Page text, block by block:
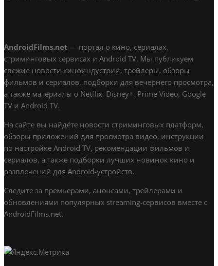
AndroidFilms.net — портал о кино, сериалах,
стриминговых сервисах и Android TV. Мы публикуем
свежие новости киноиндустрии, трейлеры, обзоры
фильмов и сериалов, подборки для вечернего просмотра,
а также материалы о Netflix, Disney+, Prime Video, Google
TV и Android TV.
На сайте вы найдёте новости стриминговых платформ,
обзоры приложений для просмотра видео, инструкции
по настройке Android TV, рекомендации фильмов и
сериалов, а также подборки лучших новинок кино и
развлечений для Android-устройств.
Следите за премьерами, анонсами, трейлерами и
обновлениями популярных streaming-сервисов вместе с
AndroidFilms.net.